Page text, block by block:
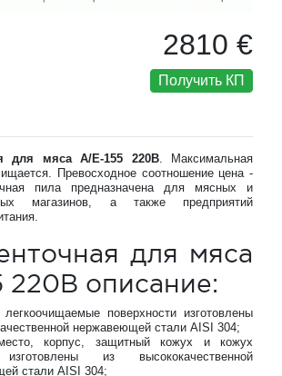
2810 €
Получить КП
для мяса A/E-155 220В. Максимальная
Превосходное соотношение цена -
пила предназначена для мясных и
магазинов, а также предприятий
для мяса
220В описание:
поверхности изготовлены
нержавеющей стали AISI 304;
корпус, защитный кожух и кожух
из высококачественной
стали AISI 304;